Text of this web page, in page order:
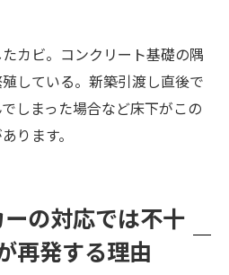
カビ。コンクリート基礎の隅
している。新築引渡し直後で
しまった場合など床下がこの
ります。
の対応では不十
再発する理由